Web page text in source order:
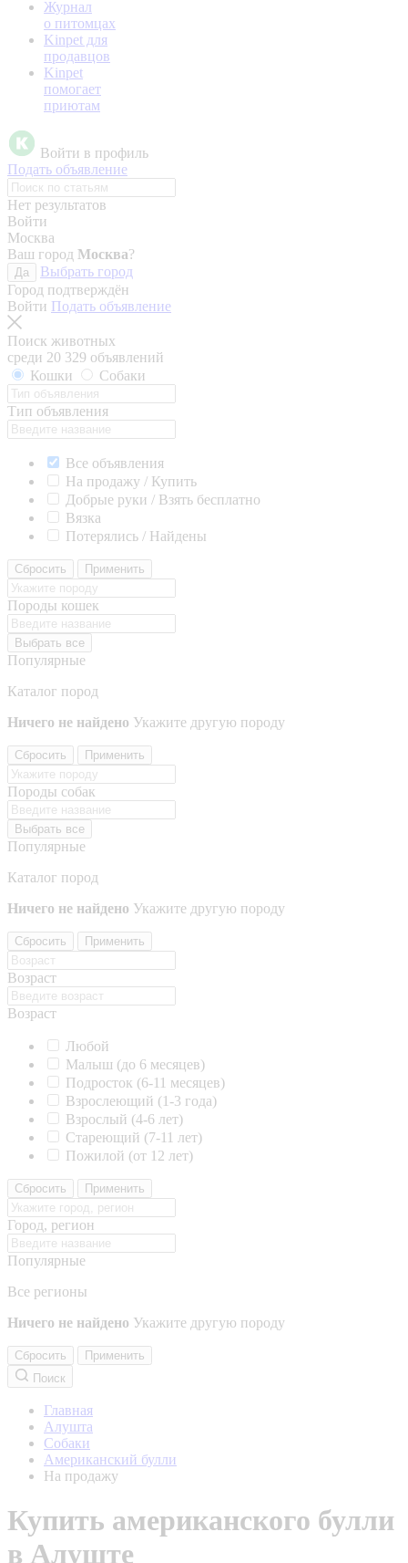
Журнал
о питомцах
Kinpet для
продавцов
Kinpet
помогает
приютам
Войти в профиль
Подать объявление
Нет результатов
Войти
Москва
Ваш город Москва?
Да
Выбрать город
Город подтверждён
Войти Подать объявление
Поиск животных
среди 20 329 объявлений
Кошки
Собаки
Тип объявления
Все объявления
На продажу / Купить
Добрые руки / Взять бесплатно
Вязка
Потерялись / Найдены
Сбросить Применить
Породы кошек
Выбрать все
Популярные
Каталог пород
Ничего не найдено Укажите другую породу
Сбросить Применить
Породы собак
Выбрать все
Популярные
Каталог пород
Ничего не найдено Укажите другую породу
Сбросить Применить
Возраст
Возраст
Любой
Малыш (до 6 месяцев)
Подросток (6-11 месяцев)
Взрослеющий (1-3 года)
Взрослый (4-6 лет)
Стареющий (7-11 лет)
Пожилой (от 12 лет)
Сбросить Применить
Город, регион
Популярные
Все регионы
Ничего не найдено Укажите другую породу
Сбросить
Применить
Поиск
Главная
Алушта
Собаки
Американский булли
На продажу
Купить американского булли
в Алуште